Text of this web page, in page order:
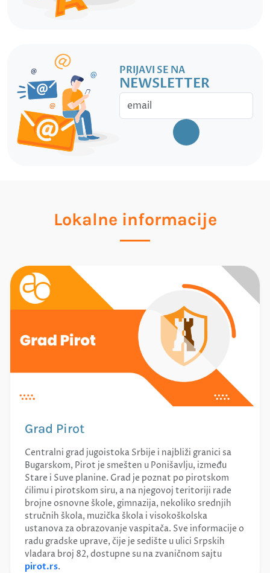
PRIJAVI SE NA
NEWSLETTER
Lokalne informacije
Grad Pirot
Centralni grad jugoistoka Srbije i najbliži granici sa
Bugarskom, Pirot je smešten u Ponišavlju, između
Stare i Suve planine. Grad je poznat po pirotskom
ćilimu i pirotskom siru, a na njegovoj teritoriji rade
brojne osnovne škole, gimnazija, nekoliko srednjih
stručnih škola, muzička škola i visokoškolska
ustanova za obrazovanje vaspitača. Sve informacije o
radu gradske uprave, čije je sedište u ulici Srpskih
vladara broj 82, dostupne su na zvaničnom sajtu
pirot.rs.